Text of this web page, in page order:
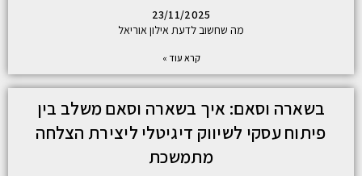
23/11/2025
מה שחשוב לדעת אילון אוריאל
קרא עוד »
בשארה וסאם: איך בשארה וסאם משלב בין
פיתוח עסקי לשיווק דיגיטלי ליצירת הצלחה
מתמשכת